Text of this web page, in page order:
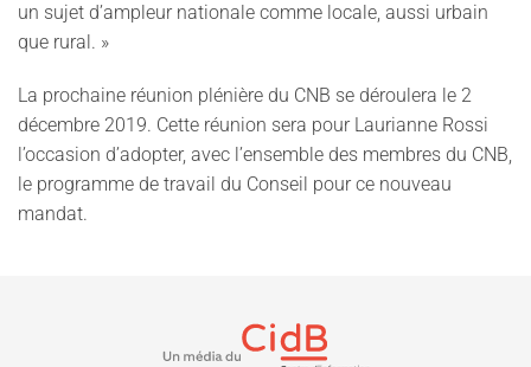
un sujet d’ampleur nationale comme locale, aussi urbain
que rural. »
La prochaine réunion plénière du CNB se déroulera le 2
décembre 2019. Cette réunion sera pour Laurianne Rossi
l’occasion d’adopter, avec l’ensemble des membres du CNB,
le programme de travail du Conseil pour ce nouveau
mandat.